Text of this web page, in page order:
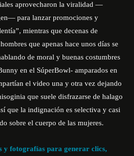
aprovecharon la viralidad —
para lanzar promociones y
mientras que decenas de
que apenas hace unos días se
de moral y buenas costumbres
en el SúperBowl- amparados en
el video una y otra vez dejando
que suele disfrazarse de halago
que la indignación es selectiva y casi
sobre el cuerpo de las mujeres.
y fotografías para generar clics,